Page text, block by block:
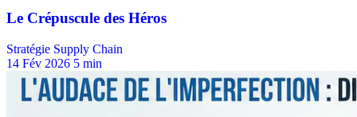
Stratégie Supply Chain
14 Fév 2026 5 min